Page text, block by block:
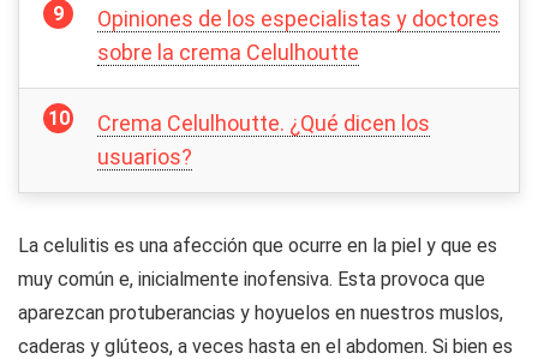
Opiniones de los especialistas y doctores
sobre la crema Celulhoutte
Crema Celulhoutte. ¿Qué dicen los
usuarios?
La celulitis es una afección que ocurre en la piel y que es
muy común e, inicialmente inofensiva. Esta provoca que
aparezcan protuberancias y hoyuelos en nuestros muslos,
caderas y glúteos, a veces hasta en el abdomen. Si bien es